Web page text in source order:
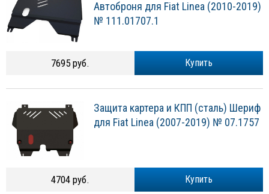
Автоброня для Fiat Linea (2010-2019)
№ 111.01707.1
Купить
7695 руб.
Защита картера и КПП (сталь) Шериф
для Fiat Linea (2007-2019) № 07.1757
Купить
4704 руб.